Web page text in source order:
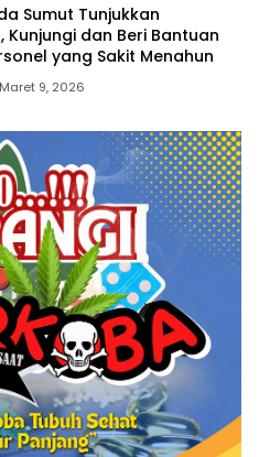
Sumut Tunjukkan
Kunjungi dan Beri Bantuan
yang Sakit Menahun
Maret 9, 2026